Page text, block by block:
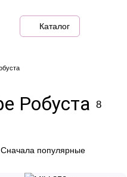
Каталог
Робуста 8
Сначала популярные